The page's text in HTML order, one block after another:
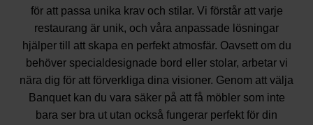
för att passa unika krav och stilar. Vi förstår att varje
restaurang är unik, och våra anpassade lösningar
hjälper till att skapa en perfekt atmosfär. Oavsett om du
behöver specialdesignade bord eller stolar, arbetar vi
nära dig för att förverkliga dina visioner. Genom att välja
Banquet kan du vara säker på att få möbler som inte
bara ser bra ut utan också fungerar perfekt för din